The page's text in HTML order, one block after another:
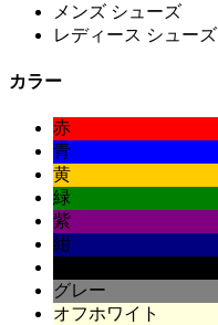
メンズ シューズ
レディース シューズ
カラー
赤
青
黄
緑
紫
紺
グレー
オフホワイト